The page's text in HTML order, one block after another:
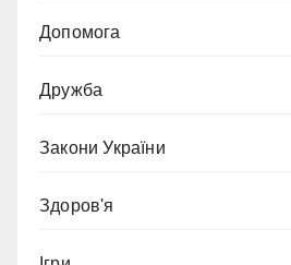
Допомога
Дружба
Закони України
Здоров'я